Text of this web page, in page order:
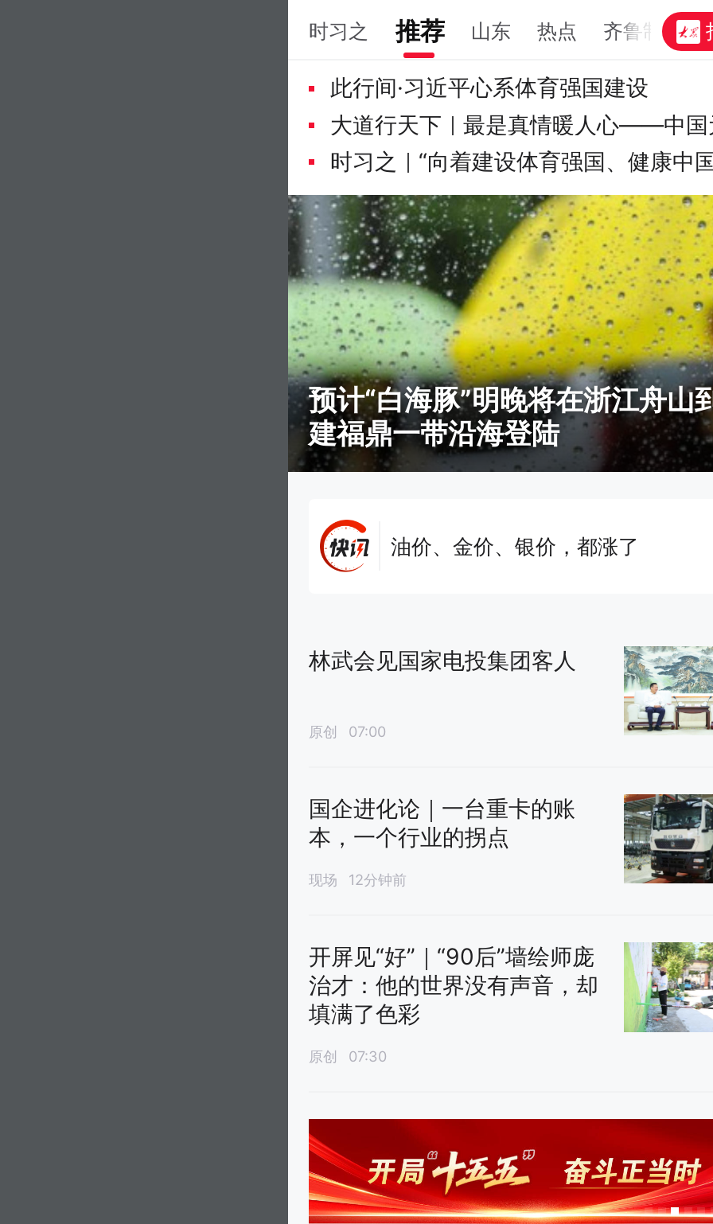
时习之 推荐 山东 热点 齐鲁制造
此行间·习近平心系体育强国建设
大道行天下｜最是真情暖人心——中
真情暖人心——中国元首外交的世界情
时习之｜“向着建设体育强国、健康
预计“白海豚”明晚将在浙江舟山
建福鼎一带沿海登陆
泰国校园枪击案枪手已死亡
台风“灿鸿”强度缓慢增强 未来对我
油价、金价、银价，都涨了
四川宜宾市高县4.9级地震致1人死
泰国校园枪击案枪手已死亡
林武会见国家电投集团客人
原创 07:00
国企进化论｜一台重卡的账
本，一个行业的拐点
现场 12分钟前
开屏见“好”｜“90后”墙绘师庞
治才：他的世界没有声音，却
填满了色彩
原创 07:30